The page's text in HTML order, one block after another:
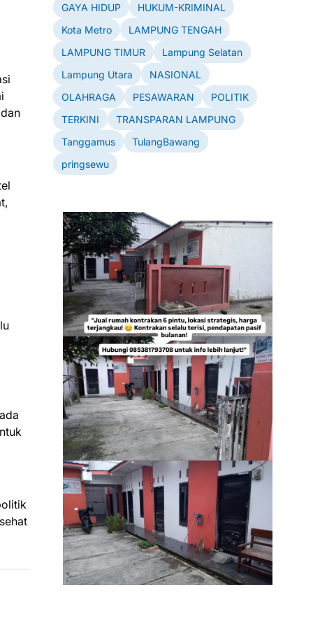
GAYA HIDUP
HUKUM-KRIMINAL
Kota Metro
LAMPUNG TENGAH
LAMPUNG TIMUR
Lampung Selatan
Lampung Utara
NASIONAL
OLAHRAGA
PESAWARAN
POLITIK
TERKINI
TRANSPARAN LAMPUNG
Tanggamus
TulangBawang
pringsewu